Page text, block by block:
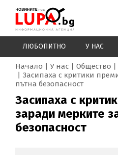
ЛЮБОПИТНО У НАС
Начало У нас Общество
Засипаха с критики
пътна безопасност
Засипаха с
заради мерките
безопасност